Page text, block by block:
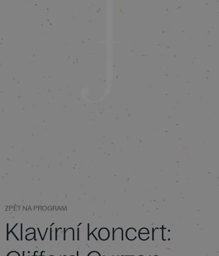
ZPĚT NA PROGRAM
Klavírní koncert: